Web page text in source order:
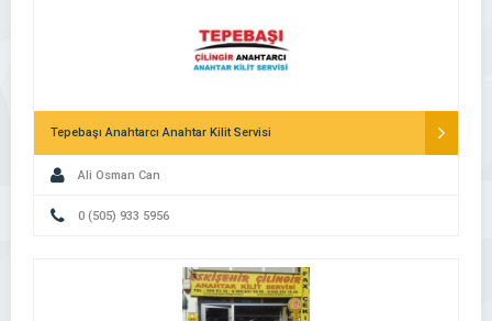
Tepebaşı Anahtarcı Anahtar Kilit Servisi
Ali Osman Can
0 (505) 933 5956